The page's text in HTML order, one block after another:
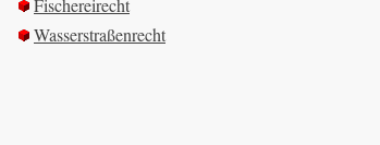
Fischereirecht
Wasserstraßenrecht